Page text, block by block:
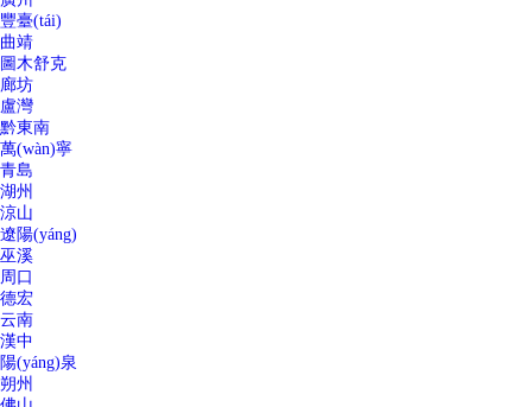
豐臺(tái)
曲靖
圖木舒克
廊坊
盧灣
黔東南
萬(wàn)寧
青島
湖州
涼山
遼陽(yáng)
巫溪
周口
德宏
云南
漢中
陽(yáng)泉
朔州